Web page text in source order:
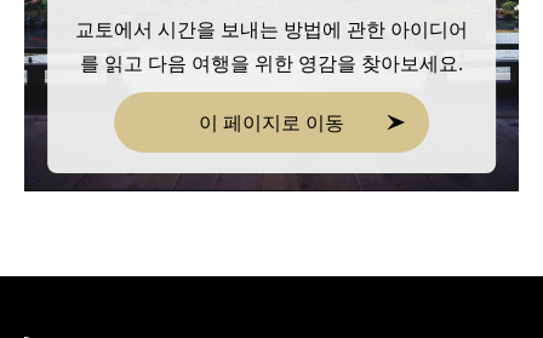
교토에서 시간을 보내는 방법에 관한 아이디어
를 읽고 다음 여행을 위한 영감을 찾아보세요.
이 페이지로 이동